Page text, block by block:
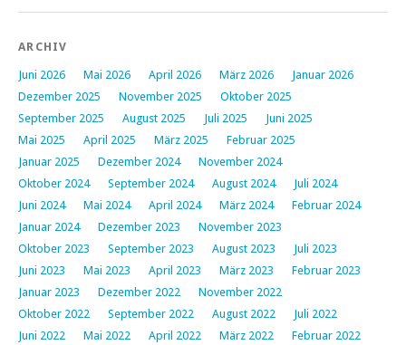
ARCHIV
Juni 2026 Mai 2026 April 2026 März 2026
Januar 2026
Dezember 2025
November 2025
Oktober 2025
September 2025
August 2025 Juli 2025
Juni 2025
Mai 2025
April 2025 März 2025
Februar 2025
Januar 2025
Dezember 2024
November 2024
Oktober 2024
September 2024 August 2024
Juli 2024
Juni 2024
Mai 2024 April 2024 März 2024
Februar 2024
Januar 2024
Dezember 2023
November 2023
Oktober 2023
September 2023 August 2023
Juli 2023
Juni 2023
Mai 2023 April 2023 März 2023
Februar 2023
Januar 2023
Dezember 2022
November 2022
Oktober 2022
September 2022 August 2022
Juli 2022
Juni 2022
Mai 2022 April 2022 März 2022
Februar 2022